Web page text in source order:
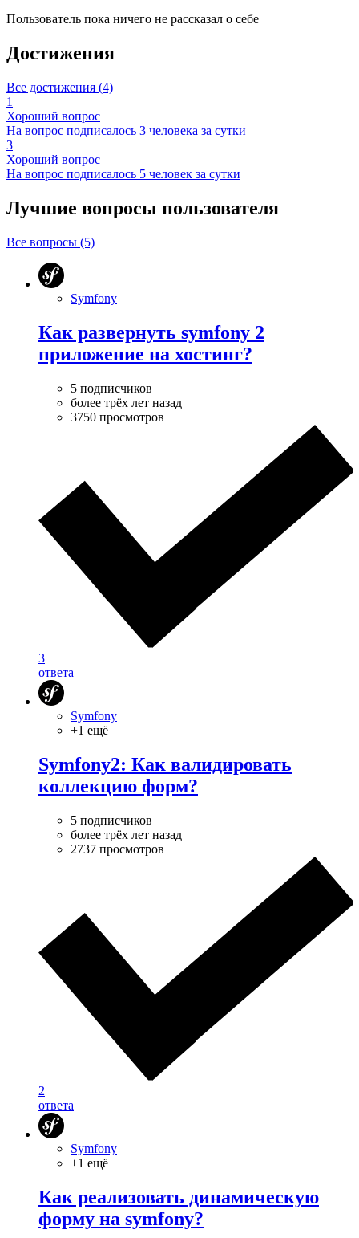
Пользователь пока ничего не рассказал о себе
Достижения
Все достижения (4)
1
Хороший вопрос
На вопрос подписалось 3 человека за сутки
3
Хороший вопрос
На вопрос подписалось 5 человек за сутки
Лучшие вопросы пользователя
Все вопросы (5)
Symfony
Как развернуть symfony 2
приложение на хостинг?
5 подписчиков
более трёх лет назад
3750 просмотров
3
ответа
Symfony
+1 ещё
Symfony2: Как валидировать
коллекцию форм?
5 подписчиков
более трёх лет назад
2737 просмотров
2
ответа
Symfony
+1 ещё
Как реализовать динамическую
форму на symfony?